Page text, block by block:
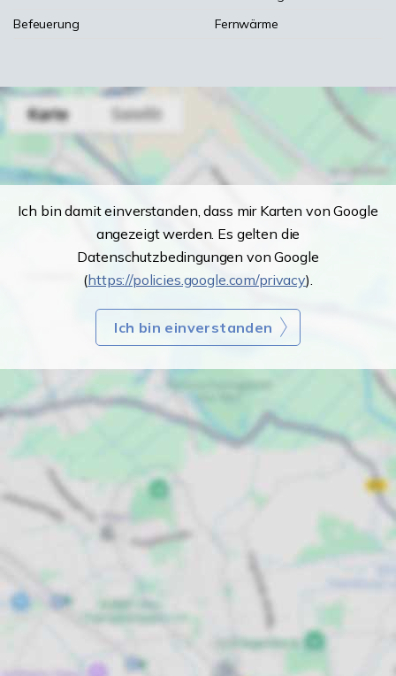
Befeuerung
Fernwärme
Ich bin damit einverstanden, dass mir Karten von Google
angezeigt werden. Es gelten die
Datenschutzbedingungen von Google
(https://policies.google.com/privacy).
Ich bin einverstanden